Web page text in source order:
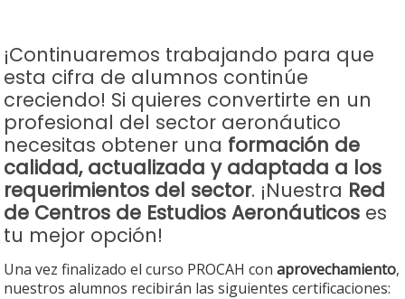
¡Continuaremos trabajando para que
esta cifra de alumnos continúe
creciendo! Si quieres convertirte en un
profesional del sector aeronáutico
necesitas obtener una formación de
calidad, actualizada y adaptada a los
requerimientos del sector. ¡Nuestra Red
de Centros de Estudios Aeronáuticos es
tu mejor opción!
Una vez finalizado el curso PROCAH conaprovechamiento,
nuestros alumnos recibirán las siguientes certificaciones: